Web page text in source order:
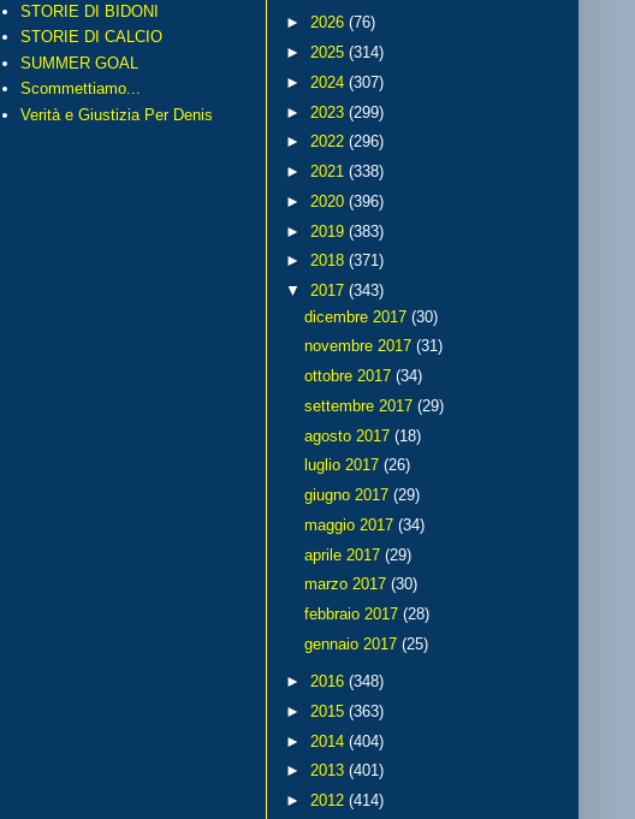
STORIE DI BIDONI
STORIE DI CALCIO
SUMMER GOAL
Scommettiamo...
Verità e Giustizia Per Denis
► 2026 (76)
► 2025 (314)
► 2024 (307)
► 2023 (299)
► 2022 (296)
► 2021 (338)
► 2020 (396)
► 2019 (383)
► 2018 (371)
▼ 2017 (343)
dicembre 2017 (30)
novembre 2017 (31)
ottobre 2017 (34)
settembre 2017 (29)
agosto 2017 (18)
luglio 2017 (26)
giugno 2017 (29)
maggio 2017 (34)
aprile 2017 (29)
marzo 2017 (30)
febbraio 2017 (28)
gennaio 2017 (25)
► 2016 (348)
► 2015 (363)
► 2014 (404)
► 2013 (401)
► 2012 (414)